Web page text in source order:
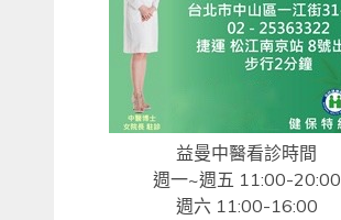
益曼中醫看診時間
週一~週五 11:00-20:00
週六 11:00-16:00